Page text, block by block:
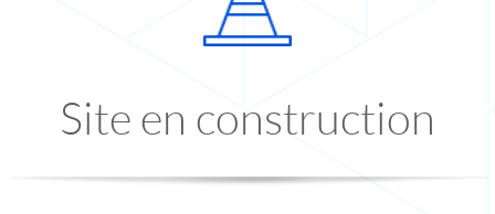
Site en construction